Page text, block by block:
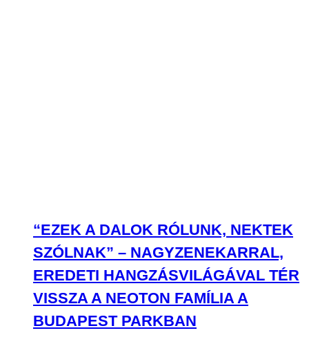
“EZEK A DALOK RÓLUNK, NEKTEK
SZÓLNAK” – NAGYZENEKARRAL,
EREDETI HANGZÁSVILÁGÁVAL TÉR
VISSZA A NEOTON FAMÍLIA A
BUDAPEST PARKBAN